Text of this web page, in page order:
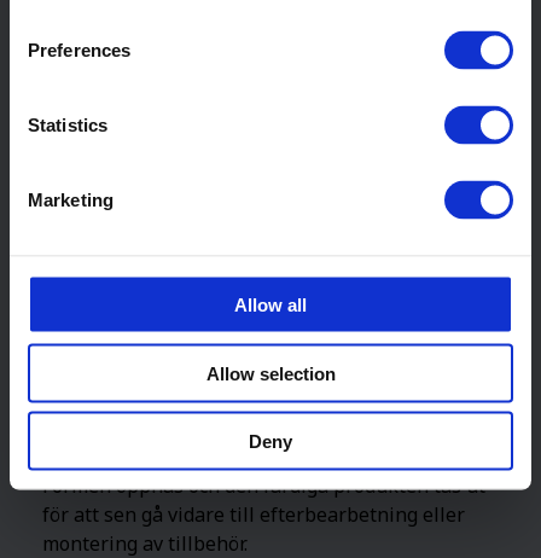
Preferences
Statistics
Marketing
Allow all
Allow selection
Deny
Formen öppnas och den färdiga produkten tas ut
för att sen gå vidare till efterbearbetning eller
montering av tillbehör.